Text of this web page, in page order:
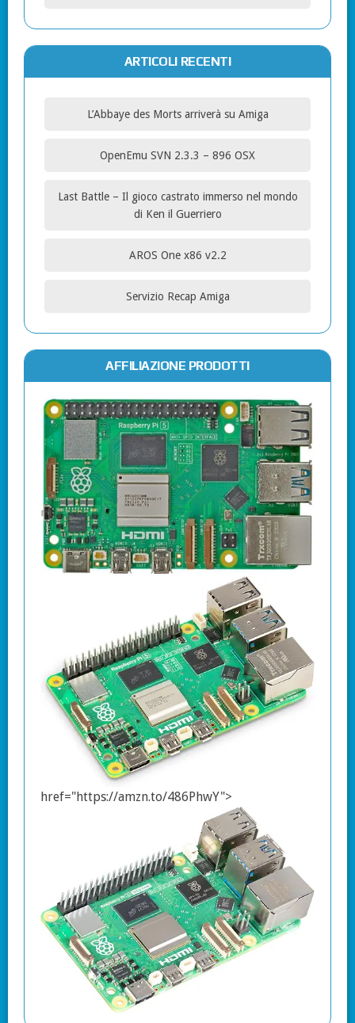
ARTICOLI RECENTI
L’Abbaye des Morts arriverà su Amiga
OpenEmu SVN 2.3.3 – 896 OSX
Last Battle – Il gioco castrato immerso nel mondo
di Ken il Guerriero
AROS One x86 v2.2
Servizio Recap Amiga
AFFILIAZIONE PRODOTTI
href="https://amzn.to/486PhwY">